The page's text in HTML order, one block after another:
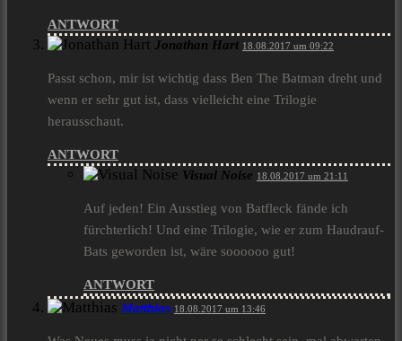
ANTWORT
Jonathan Hart 18.08.2017 um 09:22
Passt schon, mir ist wichtig dass Ben The Batman dreht und
wenn er sehr gut ist, dass vielleicht eine Trilogie
herausschaut.
ANTWORT
Visual Noise 18.08.2017 um 21:11
Auf jeden! Ein Ausstieg von Batfleck fände ich
fürchterlich! Und eine Trilogie, wie er zum Haudrauf-
Bats geworden ist, wäre soooooo gut!
ANTWORT
Matthias 18.08.2017 um 13:46